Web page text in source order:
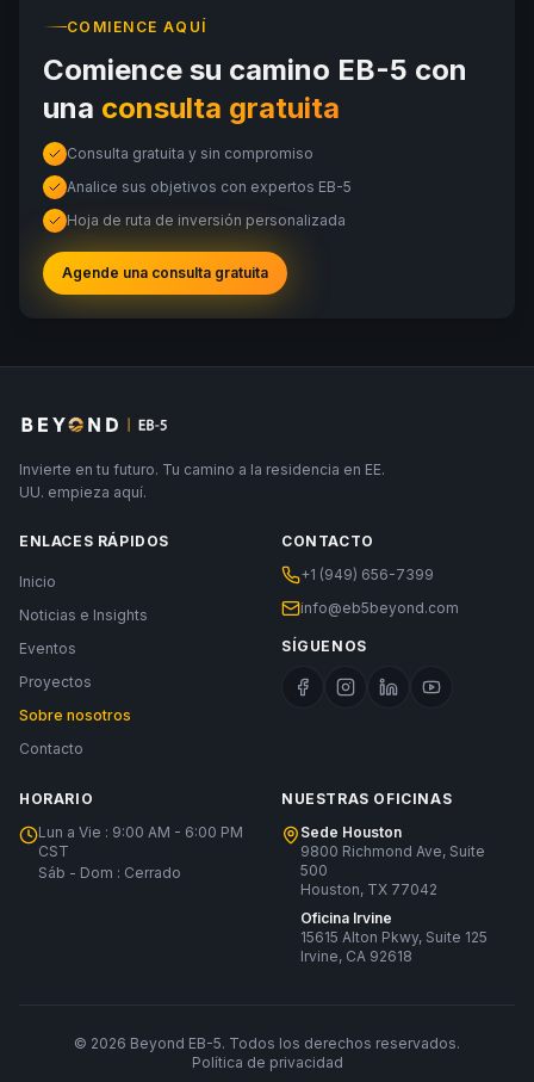
COMIENCE AQUÍ
Comience su camino EB-5 con
una consulta gratuita
Consulta gratuita y sin compromiso
Analice sus objetivos con expertos EB-5
Hoja de ruta de inversión personalizada
Agende una consulta gratuita
Invierte en tu futuro. Tu camino a la residencia en EE.
UU. empieza aquí.
ENLACES RÁPIDOS
Inicio
Noticias e Insights
Eventos
Proyectos
Sobre nosotros
Contacto
CONTACTO
+1 (949) 656-7399
info@eb5beyond.com
SÍGUENOS
HORARIO
Lun a Vie : 9:00 AM - 6:00 PM
CST
Sáb - Dom : Cerrado
NUESTRAS OFICINAS
Sede Houston
9800 Richmond Ave, Suite
500
Houston, TX 77042
Oficina Irvine
15615 Alton Pkwy, Suite 125
Irvine, CA 92618
© 2026 Beyond EB-5. Todos los derechos reservados.
Política de privacidad